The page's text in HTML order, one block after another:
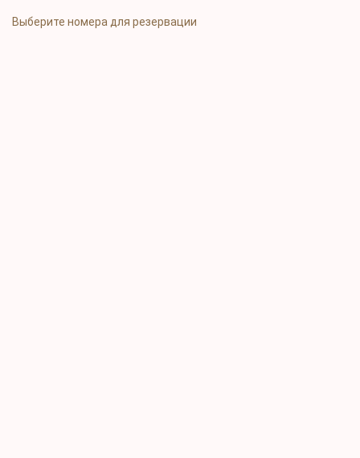
Выберите номера для резервации